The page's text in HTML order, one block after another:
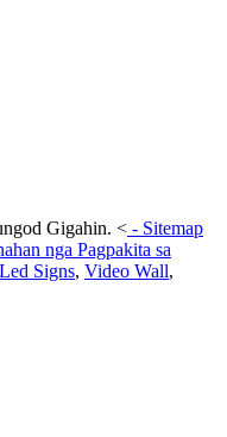
Gigahin. < - Sitemap
nga Pagpakita sa
Signs, Video Wall,